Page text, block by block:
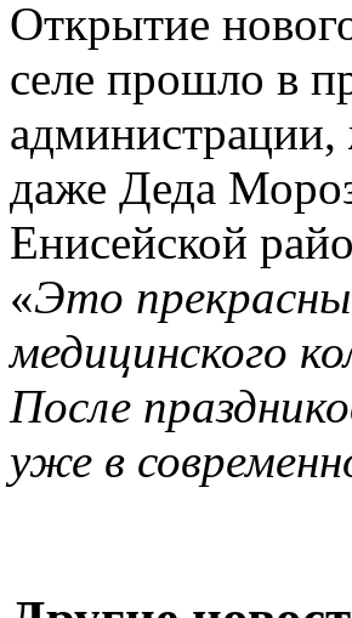
Открытие
селе прошло в
даже Деда
Енисейской
«Это
медицинского
После
уже в